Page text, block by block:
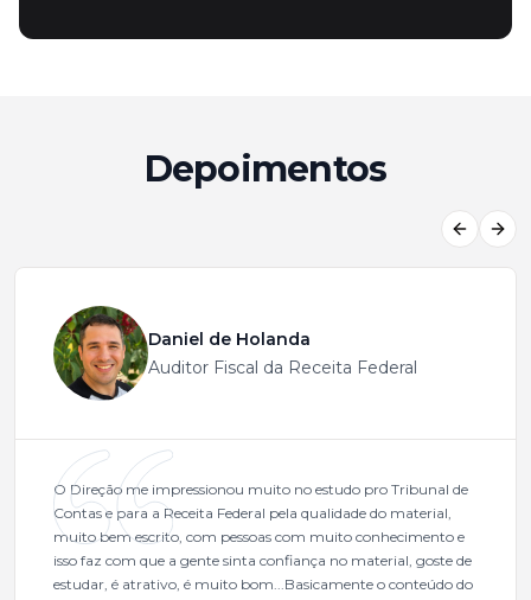
Depoimentos
Daniel de Holanda
Auditor Fiscal da Receita Federal
O Direção me impressionou muito no estudo pro Tribunal de
Contas e para a Receita Federal pela qualidade do material,
muito bem escrito, com pessoas com muito conhecimento e
isso faz com que a gente sinta confiança no material, goste de
estudar, é atrativo, é muito bom...Basicamente o conteúdo do